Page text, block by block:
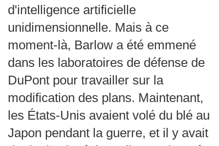
d'intelligence artificielle
unidimensionnelle. Mais à ce
moment-là, Barlow a été emmené
dans les laboratoires de défense de
DuPont pour travailler sur la
modification des plans. Maintenant,
les États-Unis avaient volé du blé au
Japon pendant la guerre, et il y avait